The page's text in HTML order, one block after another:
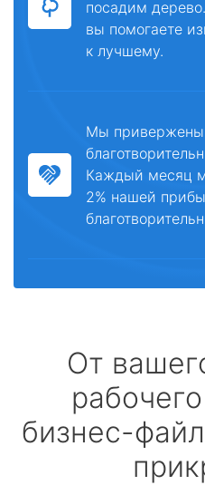
посадим
вы помогаете
к лучшему.
Мы привержены
Каждый месяц
2% нашей
От
бизнес-